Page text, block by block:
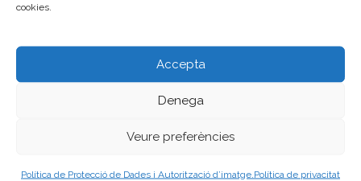
cookies.
Accepta
Denega
Veure preferències
Política de Protecció de Dades i Autorització d’imatge. Política de privacitat
ABRIL 9, 2025
DEFC SEMPRE, PERÒ DEMÀ...